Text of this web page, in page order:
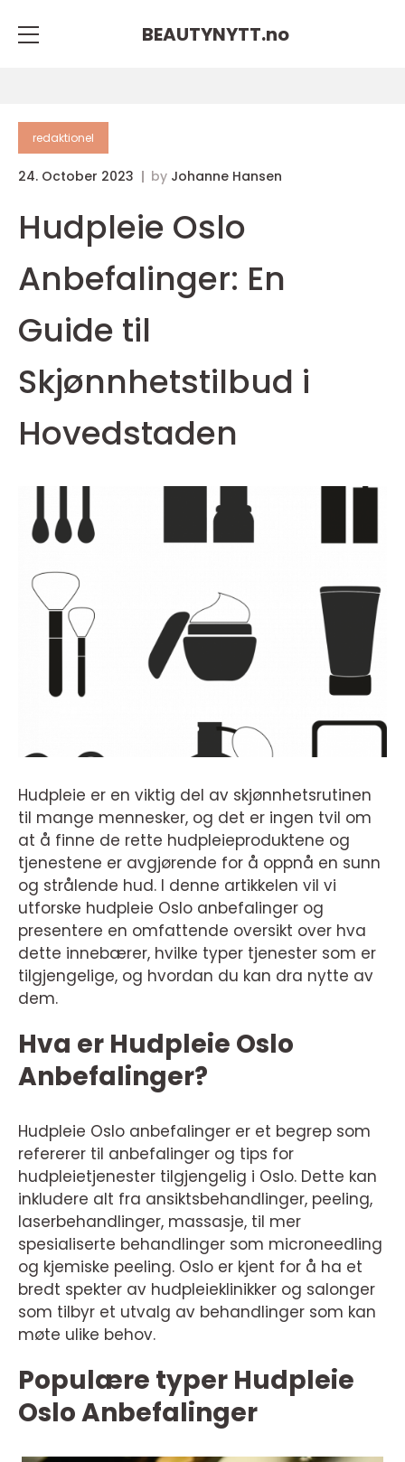
BEAUTYNYTT.no
redaktionel
24. October 2023 by Johanne Hansen
Hudpleie Oslo
Anbefalinger: En
Guide til
Skjønnhetstilbud i
Hovedstaden
Hudpleie er en viktig del av skjønnhetsrutinen
til mange mennesker, og det er ingen tvil om
at å finne de rette hudpleieproduktene og
tjenestene er avgjørende for å oppnå en sunn
og strålende hud. I denne artikkelen vil vi
utforske hudpleie Oslo anbefalinger og
presentere en omfattende oversikt over hva
dette innebærer, hvilke typer tjenester som er
tilgjengelige, og hvordan du kan dra nytte av
dem.
Hva er Hudpleie Oslo
Anbefalinger?
Hudpleie Oslo anbefalinger er et begrep som
refererer til anbefalinger og tips for
hudpleietjenester tilgjengelig i Oslo. Dette kan
inkludere alt fra ansiktsbehandlinger, peeling,
laserbehandlinger, massasje, til mer
spesialiserte behandlinger som microneedling
og kjemiske peeling. Oslo er kjent for å ha et
bredt spekter av hudpleieklinikker og salonger
som tilbyr et utvalg av behandlinger som kan
møte ulike behov.
Populære typer Hudpleie
Oslo Anbefalinger